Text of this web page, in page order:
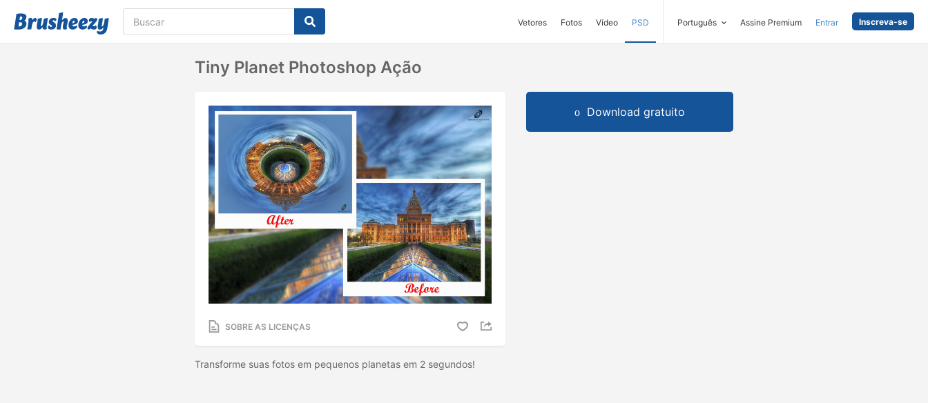
Vetores Fotos Vídeo PSD Português Assine Premium Entrar Inscreva-se
Tiny Planet Photoshop Ação
SOBRE AS LICENÇAS
Transforme suas fotos em pequenos planetas em 2 segundos!
Download gratuito